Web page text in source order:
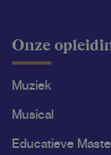
Onze
Muziek
Musical
Educatieve